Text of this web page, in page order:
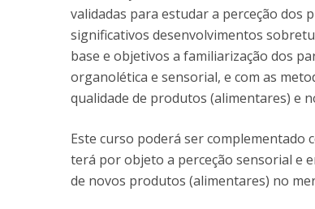
validadas para estudar a perceção dos
significativos desenvolvimentos
base e objetivos a familiarização dos
organolética e sensorial, e com as
qualidade de produtos (alimentares) e
Este curso poderá ser complementado
terá por objeto a perceção sensorial e
de novos produtos (alimentares) no